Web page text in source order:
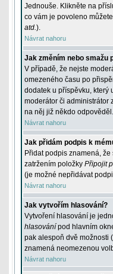
Jednouše. Klikněte na
co vám je povoleno
atd.).
Návrat nahoru
Jak změním nebo smažu
V případě, že nejste
omezeného času po
dodatek u příspěvku, který
moderátor či administrátor
na něj již někdo odpověděl.
Návrat nahoru
Jak přidám podpis k
Přidat podpis znamená,
zatržením položky Připojit
(je možné nepřidávat
Návrat nahoru
Jak vytvořím hlasování?
Vytvoření hlasování je
hlasování pod hlavním
pak alespoň dvě možnosti
znamená neomezenou
Návrat nahoru